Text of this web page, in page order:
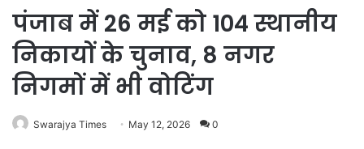
पंजाब में 26 मई को 104 स्थानीय
निकायों के चुनाव, 8 नगर
निगमों में भी वोटिंग
Swarajya Times May 12, 2026 0